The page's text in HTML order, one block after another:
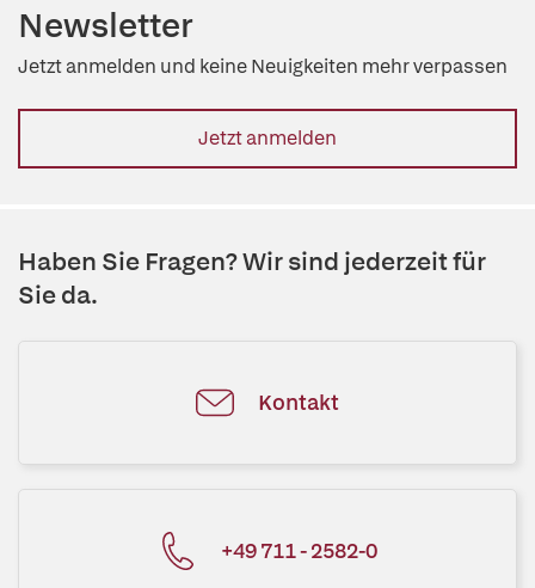
Newsletter
Jetzt anmelden und keine Neuigkeiten mehr verpassen
Jetzt anmelden
Haben Sie Fragen? Wir sind jederzeit für
Sie da.
Kontakt
+49 711 - 2582-0